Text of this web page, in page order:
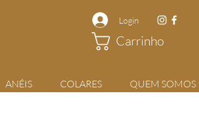
Login
Carrinho
ANÉIS COLARES QUEM SOMOS